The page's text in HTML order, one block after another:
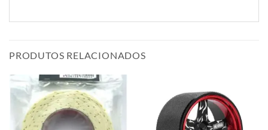
PRODUTOS RELACIONADOS